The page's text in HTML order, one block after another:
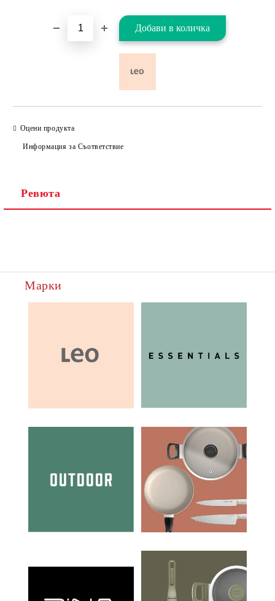
Оцени продукта
Информация за Съответствие
Ревюта
Марки